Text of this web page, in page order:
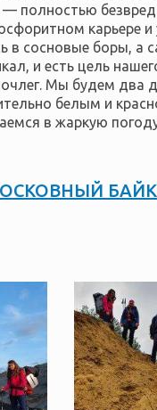
полностью
карьере и
в сосновые боры, а
и есть цель
Мы будем два
белым и
в жаркую